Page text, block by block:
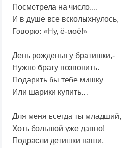
Посмотрела на число....
И в душе все всколыхнулось,
Говорю: «Ну, ё-моё!»
День рожденья у братишки,-
Нужно брату позвонить.
Подарить бы тебе мишку
Или шарики купить....
Для меня всегда ты младший,
Хоть большой уже давно!
Подрасли детишки наши,